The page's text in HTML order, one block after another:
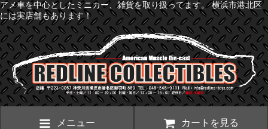
アメ車を中心としたミニカー、雑貨を取り扱ってます。 横浜市港北区
には実店舗もあります！
メニュー カートを見る